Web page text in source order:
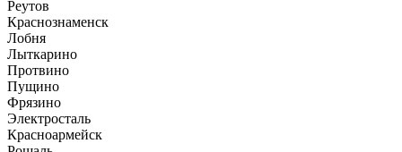
Реутов
Краснознаменск
Лобня
Лыткарино
Протвино
Пущино
Фрязино
Электросталь
Красноармейск